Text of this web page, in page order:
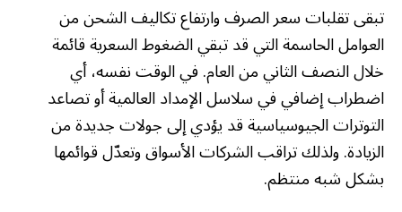
تبقى تقلبات سعر الصرف وارتفاع تكاليف الشحن من
العوامل الحاسمة التي قد تبقي الضغوط السعرية قائمة
خلال النصف الثاني من العام. في الوقت نفسه، أي
اضطراب إضافي في سلاسل الإمداد العالمية أو تصاعد
التوترات الجيوسياسية قد يؤدي إلى جولات جديدة من
الزيادة. ولذلك تراقب الشركات الأسواق وتعدّل قوائمها
بشكل شبه منتظم.